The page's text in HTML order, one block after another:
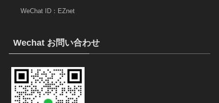
WeChat ID：EZnet
Wechat お問い合わせ